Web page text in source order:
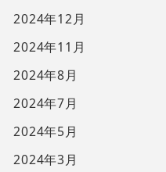
2024年12月
2024年11月
2024年8月
2024年7月
2024年5月
2024年3月